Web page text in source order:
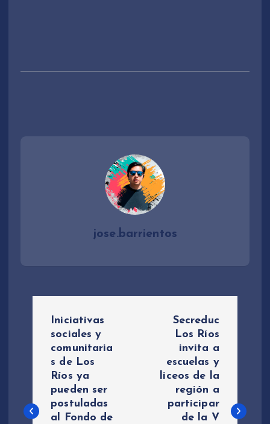
jose.barrientos
e
Iniciativas
sociales y
comunitaria
s de Los
Ríos ya
pueden ser
postuladas
al Fondo de
Secreduc
Los Ríos
invita a
escuelas y
liceos de la
región a
participar
de la V